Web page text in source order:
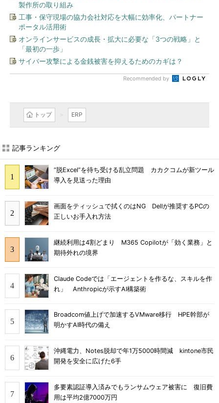
製作所の取り組み
工事・保守現場の協力会社対応を大幅に効率化、パートナー
ポータル活用術
オンラインサービスの成長・拡大に必要な「3つの戦略」と
「最初の一歩」
サイバー攻撃による金銭被害を抑えるためのカギは？
Recommended by
トップ ERP
記事ランキング
“脱Excel”を待ち受ける乱立問題 カカクコムが新ツール
導入を見送った理由
画面をティッシュで拭くのはNG Dellが推奨するPCの
正しいお手入れ方法
継続利用は4割どまり M365 Copilotが「効く業務」と
期待外れの境界
Claude Codeでは「エージェントを作るな、スキルを作
れ」 Anthropicが示すAI構築術
Broadcom値上げで加速するVMware移行 HPE幹部が
明かすAI時代の備え
沖縄電力、Notes脱却で年1万5000時間減 kintone市民
開発を安全に広げた6手
多要素認証導入済みでもランサムウェア被害に 復旧費
用は平均2億7000万円